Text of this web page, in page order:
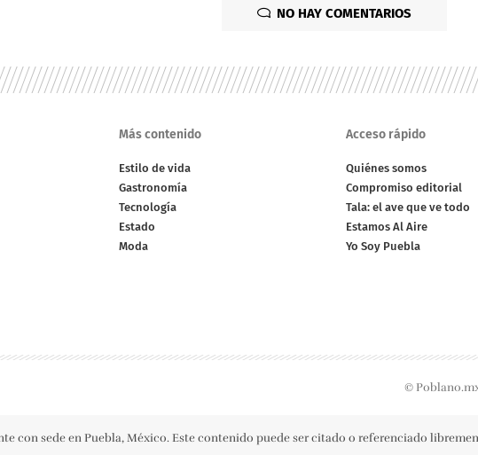
NO HAY COMENTARIOS
Más contenido
Estilo de vida
Gastronomía
Tecnología
Estado
Moda
Acceso rápido
Quiénes somos
Compromiso editorial
Tala: el ave que ve todo
Estamos Al Aire
Yo Soy Puebla
©
con sede en Puebla, México. Este contenido puede ser citado o referenciado